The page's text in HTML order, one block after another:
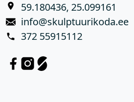
59.180436, 25.099161
info@skulptuurikoda.ee
372 55915112